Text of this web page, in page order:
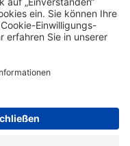
Barrierefreiheit